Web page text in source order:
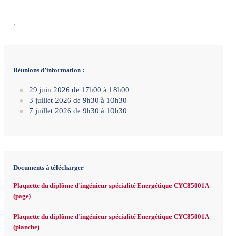
Réunions d’information :
29 juin 2026 de 17h00 à 18h00
3 juillet 2026 de 9h30 à 10h30
7 juillet 2026 de 9h30 à 10h30
Documents à télécharger
Plaquette du diplôme d'ingénieur spécialité Energétique CYC85001A
(page)
Plaquette du diplôme d'ingénieur spécialité Energétique CYC85001A
(planche)